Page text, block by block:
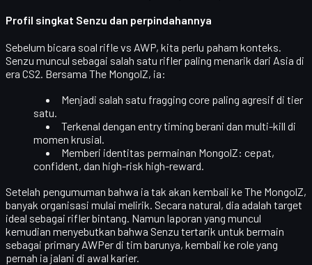
Profil singkat Senzu dan perpindahannya
Sebelum bicara soal rifle vs AWP, kita perlu paham konteks.
Senzu muncul sebagai salah satu rifler paling menarik dari Asia di
era CS2. Bersama The MongolZ, ia:
Menjadi salah satu fragging core paling agresif di tier
satu.
Terkenal dengan entry timing berani dan multi-kill di
momen krusial.
Memberi identitas permainan MongolZ: cepat,
confident, dan high-risk high-reward.
Setelah pengumuman bahwa ia tak akan kembali ke The MongolZ,
banyak organisasi mulai melirik. Secara natural, dia adalah target
ideal sebagai rifler bintang. Namun laporan yang muncul
kemudian menyebutkan bahwa Senzu tertarik untuk bermain
sebagai primary AWPerdi tim barunya, kembali ke role yang
pernah ia jalani di awal karier.